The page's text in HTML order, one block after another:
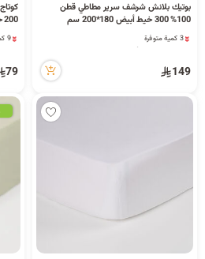
بوتيك بلانش شرشف سرير مطاطي قطن
100% 300 خيط أبيض 180*200 سم
3 كمية متوفرة
1 مشاهدة مؤخراً
149
200 خيط أبيض 160*200+35 سم
9 كمية متوفرة
2 مشاهدة مؤخراً
79